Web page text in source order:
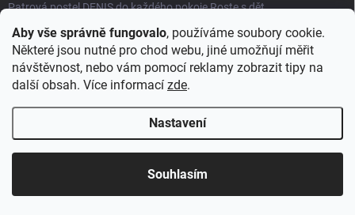
Aby vše správně fungovalo, používáme soubory cookie.
Některé jsou nutné pro chod webu, jiné umožňují měřit
návštěvnost, nebo vám pomocí reklamy zobrazit tipy na
další obsah. Více informací zde.
Nastavení
Souhlasím
Patrová postel DENIS do každého pokoje Roste s dět...
Rozkládací postele RELAX – ideální řešení pro malé prostory i
každodenní spaní
Rozkládací postel, která se přizpůsobí vašemu živo...
Copyright 2026DK-obchod.cz. Všechna práva vyhrazena.Upravit
nastavení cookies